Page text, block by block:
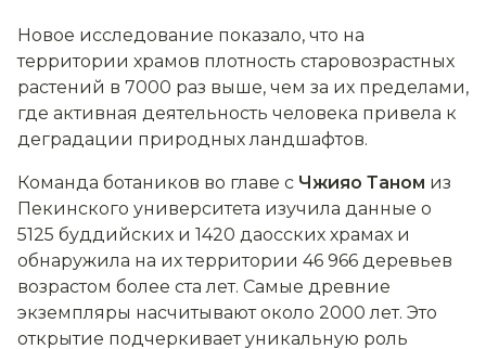
Новое исследование показало, что на
территории храмов плотность старовозрастных
растений в 7000 раз выше, чем за их пределами,
где активная деятельность человека привела к
деградации природных ландшафтов.
Команда ботаников во главе с Чжияо Таном из
Пекинского университета изучила данные о
5125 буддийских и 1420 даосских храмах и
обнаружила на их территории 46 966 деревьев
возрастом более ста лет. Самые древние
экземпляры насчитывают около 2000 лет. Это
открытие подчеркивает уникальную роль